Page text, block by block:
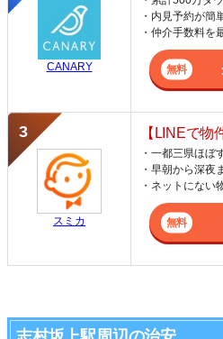
CANARY
・内見予約が簡
・仲介手数料を
スミカ
【LINEで物
・一都三県ほぼ
・早朝から深夜
・ネットにない